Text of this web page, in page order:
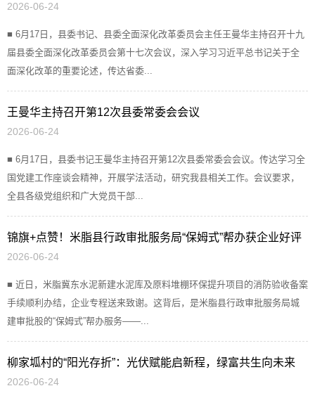
议
2026-06-24
■ 6月17日，县委书记、县委全面深化改革委员会主任王曼华主持召开十九
届县委全面深化改革委员会第十七次会议，深入学习习近平总书记关于全
面深化改革的重要论述，传达省委...
王曼华主持召开第12次县委常委会会议
2026-06-24
■ 6月17日，县委书记王曼华主持召开第12次县委常委会会议。传达学习全
国党建工作座谈会精神，开展学法活动，研究我县相关工作。会议要求，
全县各级党组织和广大党员干部...
锦旗+点赞！米脂县行政审批服务局“保姆式”帮办获企业好评
2026-06-24
■ 近日，米脂冀东水泥新建水泥库及原料堆棚环保提升项目的消防验收备案
手续顺利办结，企业专程送来致谢。这背后，是米脂县行政审批服务局城
建审批股的“保姆式”帮办服务——...
柳家坬村的“阳光存折”：光伏赋能启新程，绿富共生向未来
2026-06-24